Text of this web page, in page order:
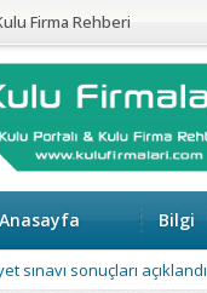
Firma Rehberi
Anasayfa Bilgi
sınavı sonuçları açıklandı